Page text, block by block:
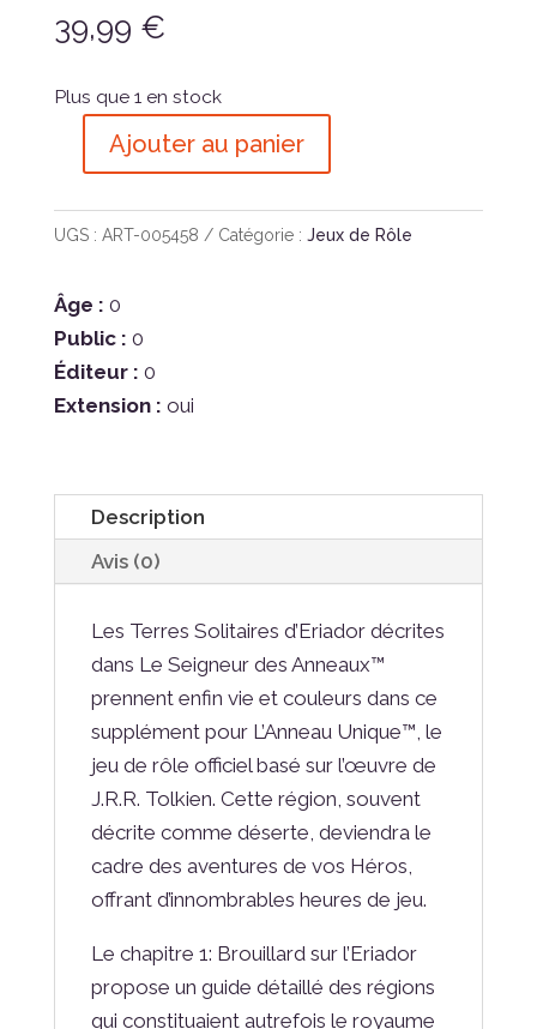
39,99 €
Plus que 1 en stock
quantité
L’Anneau
JdR
:
Les
Ruines
Perdu
Ajouter au panier
UGS : ART-005458 Catégorie : Jeux de Rôle
Âge : 0
Public : 0
Éditeur : 0
Extension : oui
Description
Avis (0)
Les Terres Solitaires d’Eriador décrites
dans Le Seigneur des Anneaux™
prennent enfin vie et couleurs dans ce
supplément pour L’Anneau Unique™, le
jeu de rôle officiel basé sur l’œuvre de
J.R.R. Tolkien. Cette région, souvent
décrite comme déserte, deviendra le
cadre des aventures de vos Héros,
offrant d’innombrables heures de jeu.
Le chapitre 1­: Brouillard sur l’Eriador
propose un guide détaillé des régions
qui constituaient autrefois le royaume